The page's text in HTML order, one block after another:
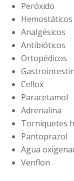
Peróxido
Hemostáticos
Analgésicos
Antibióticos
Ortopédicos
Cellox
Paracetamol
Adrenalina
Torniquetes
Pantoprazol
Agua
Venflon